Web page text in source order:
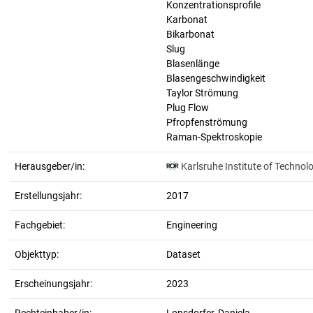
Konzentrationsprofile
Karbonat
Bikarbonat
Slug
Blasenlänge
Blasengeschwindigkeit
Taylor Strömung
Plug Flow
Pfropfenströmung
Raman-Spektroskopie
Herausgeber/in: Karlsruhe Institute of
Erstellungsjahr: 2017
Fachgebiet: Engineering
Objekttyp: Dataset
Erscheinungsjahr: 2023